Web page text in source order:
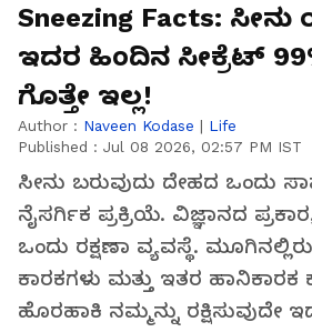
Sneezing Facts: ಸೀನು
ಇದರ ಹಿಂದಿನ ಸೀಕ್ರೆಟ್
ಗೊತ್ತೇ ಇಲ್ಲ!
Author : Naveen Kodase | Life
Published : Jul 08 2026, 02:57 PM IST
ಸೀನು ಬರುವುದು ದೇಹದ ಒಂದು
ನೈಸರ್ಗಿಕ ಪ್ರಕ್ರಿಯೆ. ವಿಜ್ಞಾನದ
ಒಂದು ರಕ್ಷಣಾ ವ್ಯವಸ್ಥೆ.
ಕಾರಕಗಳು ಮತ್ತು ಇತರ ಹಾನಿಕಾರಕ
ಹೊರಹಾಕಿ ನಮ್ಮನ್ನು ರಕ್ಷಿಸುವುದೇ